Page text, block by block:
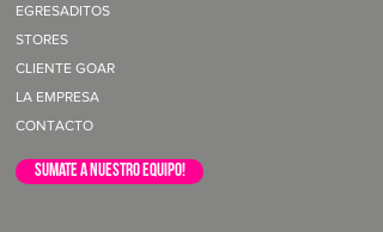
EGRESADITOS
STORES
CLIENTE GOAR
LA EMPRESA
CONTACTO
sumate a nuestro equipo!